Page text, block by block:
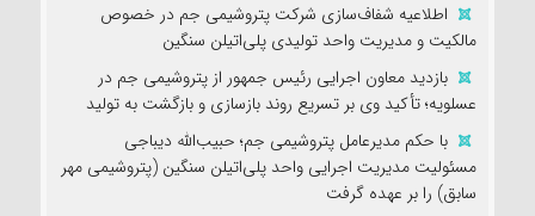
اطلاعیه شفاف‌سازی شرکت پتروشیمی جم در خصوص
مالکیت و مدیریت واحد تولیدی پلی‌اتیلن سنگین
بازدید معاون اجرایی رئیس جمهور از پتروشیمی جم در
عسلویه؛ تأکید وی بر تسریع روند بازسازی و بازگشت به تولید
با حکم مدیرعامل پتروشیمی جم؛ حبیب‌الله دیباجی
مسئولیت مدیریت اجرایی واحد پلی‌اتیلن سنگین (پتروشیمی مهر
سابق) را بر عهده گرفت